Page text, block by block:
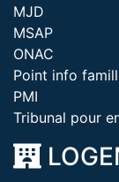
MJD
MSAP
ONAC
Point info
PMI
Tribunal pour